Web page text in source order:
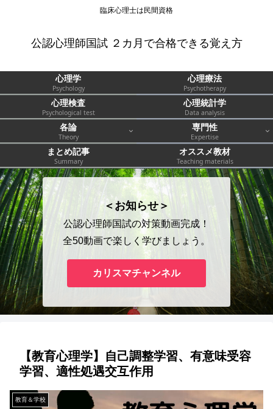
臨床心理士は民間資格
公認心理師国試 ２カ月で合格できる覚え方
心理学
Psychology
心理療法
Psychotherapy
心理検査
Psychological test
心理統計学
Data analysis
各論
Theory
専門性
Expertise
まとめ記事
Summary
オススメ教材
Teaching materials
＜お知らせ＞
公認心理師国試の対策動画完成！
全50動画で楽しく学びましょう。
カリスマチャンネル
【教育心理学】自己調整学習、有意味受容
学習、適性処遇交互作用
教育＆学校